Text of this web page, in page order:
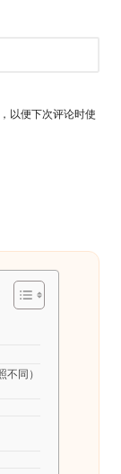
以便下次评论时使
同）